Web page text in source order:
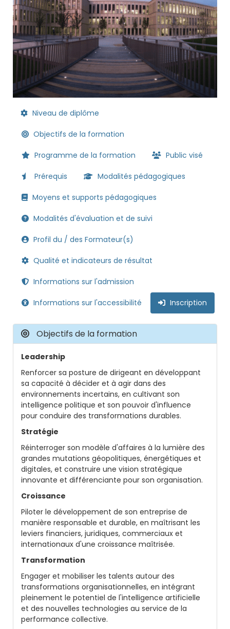
Niveau de diplôme
Objectifs de la formation
Programme de la formation Public visé
Prérequis Modalités pédagogiques
Moyens et supports pédagogiques
Modalités d'évaluation et de suivi
Profil du / des Formateur(s)
Qualité et indicateurs de résultat
Informations sur l'admission
Informations sur l'accessibilité Inscription
Objectifs de la formation
Leadership
Renforcer sa posture de dirigeant en développant
sa capacité à décider et à agir dans des
environnements incertains, en cultivant son
intelligence politique et son pouvoir d'influence
pour conduire des transformations durables.
Stratégie
Réinterroger son modèle d'affaires à la lumière des
grandes mutations géopolitiques, énergétiques et
digitales, et construire une vision stratégique
innovante et différenciante pour son organisation.
Croissance
Piloter le développement de son entreprise de
manière responsable et durable, en maîtrisant les
leviers financiers, juridiques, commerciaux et
internationaux d'une croissance maîtrisée.
Transformation
Engager et mobiliser les talents autour des
transformations organisationnelles, en intégrant
pleinement le potentiel de l'intelligence artificielle
et des nouvelles technologies au service de la
performance collective.